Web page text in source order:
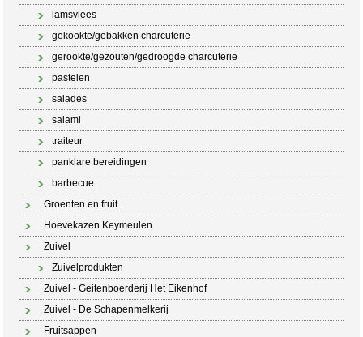
lamsvlees
gekookte/gebakken charcuterie
gerookte/gezouten/gedroogde charcuterie
pasteien
salades
salami
traiteur
panklare bereidingen
barbecue
Groenten en fruit
Hoevekazen Keymeulen
Zuivel
Zuivelprodukten
Zuivel - Geitenboerderij Het Eikenhof
Zuivel - De Schapenmelkerij
Fruitsappen